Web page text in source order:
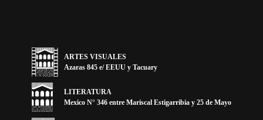
ARTES VISUALES
Azaras 845 e/ EEUU y Tacuary
LITERATURA
Mexico N° 346 entre Mariscal Estigarribia y 25 de Mayo